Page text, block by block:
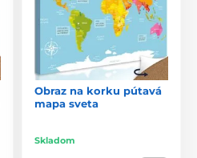
Obraz na korku pútavá
mapa sveta
Skladom